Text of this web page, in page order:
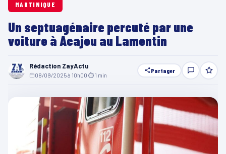
MARTINIQUE
Un septuagénaire percuté par une
voiture à Acajou au Lamentin
Rédaction ZayActu
08/09/2025 à 10h00 ⏱ 1 min
Partager